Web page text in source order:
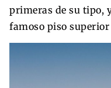
primeras de su tipo,
famoso piso superior